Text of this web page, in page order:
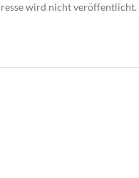
wird nicht veröffentlicht.